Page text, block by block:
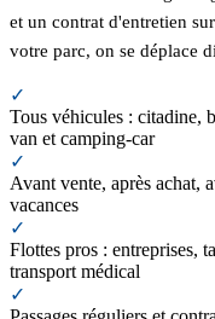
et un contrat d'entretien
votre parc, on se déplace
✓
Tous véhicules : citadine,
van et camping-car
✓
Avant vente, après achat,
vacances
✓
Flottes pros : entreprises,
transport médical
✓